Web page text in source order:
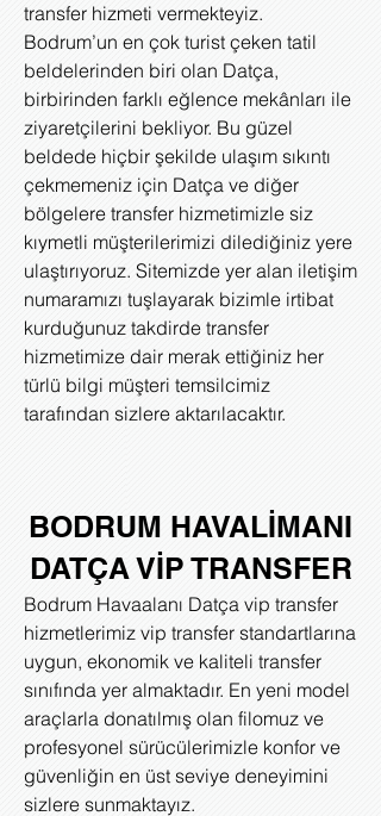
transfer hizmeti vermekteyiz.
Bodrum’un en çok turist çeken tatil
beldelerinden biri olan Datça,
birbirinden farklı eğlence mekânları ile
ziyaretçilerini bekliyor. Bu güzel
beldede hiçbir şekilde ulaşım sıkıntı
çekmemeniz için Datça ve diğer
bölgelere transfer hizmetimizle siz
kıymetli müşterilerimizi dilediğiniz yere
ulaştırıyoruz. Sitemizde yer alan iletişim
numaramızı tuşlayarak bizimle irtibat
kurduğunuz takdirde transfer
hizmetimize dair merak ettiğiniz her
türlü bilgi müşteri temsilcimiz
tarafından sizlere aktarılacaktır.
BODRUM HAVALİMANI
DATÇA VİP TRANSFER
Bodrum Havaalanı Datça vip transfer
hizmetlerimiz vip transfer standartlarına
uygun, ekonomik ve kaliteli transfer
sınıfında yer almaktadır. En yeni model
araçlarla donatılmış olan filomuz ve
profesyonel sürücülerimizle konfor ve
güvenliğin en üst seviye deneyimini
sizlere sunmaktayız.